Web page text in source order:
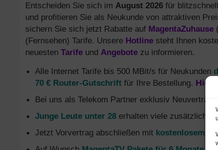
Entscheiden Sie sich im August 2026 für
und profitieren Sie als Neukunde von attraktiven
sichern Sie sich jetzt Rabatte auf MagentaZuhause
(Fernsehen) Tarife. Unsere Hotline steht Ihnen
neuesten Tarife und Angebote zu informieren.
Alle Internet Tarife bis 500 MBit/s für Neukunden
70 € Router-Gutschrift für Ihre Bestellung. Hier
Bei uns als Telekom Partner exklusiv Neuvertrag
Junge Leute unter 28 erhalten viele zusätzliche
Jetzt Vorvertrag abschließen mit kostenlosem